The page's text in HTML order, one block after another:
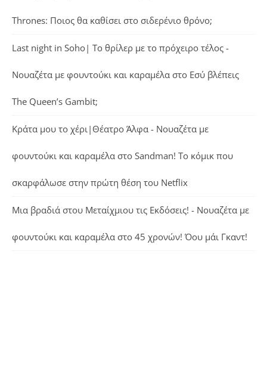
Thrones: Ποιος θα καθίσει στο σιδερένιο θρόνο;
Last night in Soho| Το θρίλερ με το πρόχειρο τέλος -
Νουαζέτα με φουντούκι και καραμέλα στο Εσύ βλέπεις
The Queen’s Gambit;
Κράτα μου το χέρι|Θέατρο Άλφα - Νουαζέτα με
φουντούκι και καραμέλα στο Sandman! Το κόμικ που
σκαρφάλωσε στην πρώτη θέση του Netflix
Μια βραδιά στου Μεταίχμιου τις Εκδόσεις! - Νουαζέτα με
φουντούκι και καραμέλα στο 45 χρονών! Όου μάι Γκαντ!